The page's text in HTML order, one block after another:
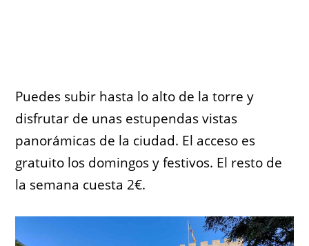
Puedes subir hasta lo alto de la torre y
disfrutar de unas estupendas vistas
panorámicas de la ciudad. El acceso es
gratuito los domingos y festivos. El resto de
la semana cuesta 2€.